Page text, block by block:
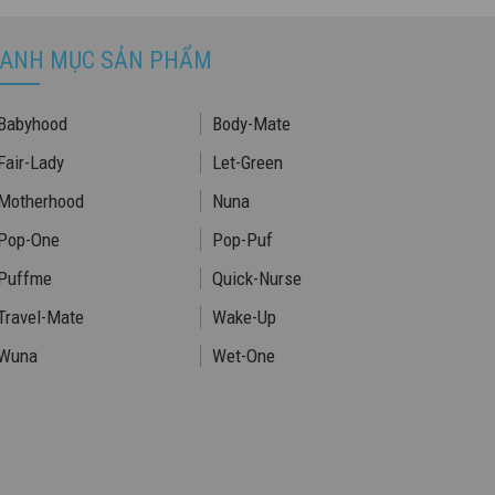
MỤC SẢN PHẨM
Body-Mate
Lady
Let-Green
Nuna
One
Pop-Puf
Quick-Nurse
Mate
Wake-Up
Wet-One